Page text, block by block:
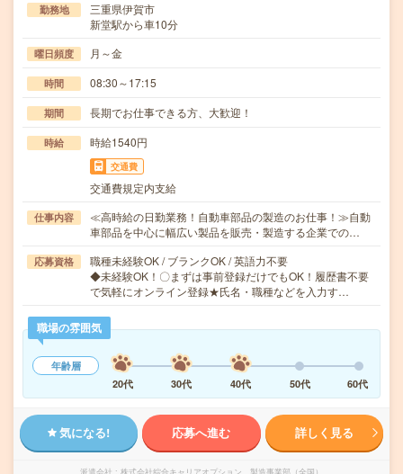
勤務地
三重県伊賀市
新堂駅から車10分
曜日頻度 月～金
時間 08:30～17:15
期間 長期でお仕事できる方、大歓迎！
時給 時給1540円
交通費
交通費規定内支給
仕事内容
≪高時給の日勤業務！自動車部品の製造のお仕事！≫自動
車部品を中心に幅広い製品を販売・製造する企業での…
応募資格
職種未経験OK / ブランクOK / 英語力不要
◆未経験OK！〇まずは事前登録だけでもOK！履歴書不要
で気軽にオンライン登録★氏名・職種などを入力す…
職場の雰囲気
年齢層
20代
30代 40代 50代 60代
気になる! 応募へ進む 詳しく見る